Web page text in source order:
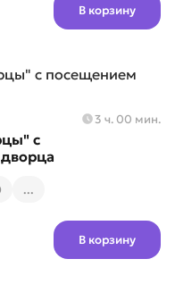
В корзину
3 ч. 00 мин.
с
...
В корзину